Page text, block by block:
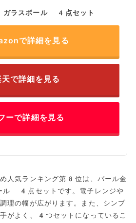
ラスボール 4点セット
で詳細を見る
天で詳細を見る
ーで詳細を見る
人気ランキング第8位は、パール金
4点セットです。電子レンジや
理の幅が広がります。また、シンプ
がよく、4つセットになっているこ